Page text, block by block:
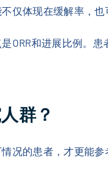
仅体现在缓解率，也
ORR和进展比例。患
群？
况的患者，才更能参